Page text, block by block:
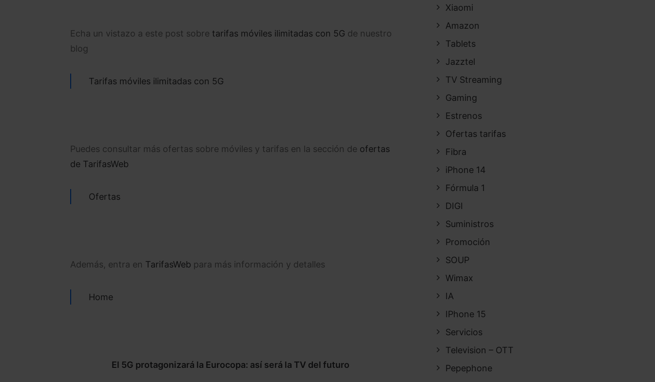
Echa un vistazo a este post sobre tarifas móviles ilimitadas con 5G de nuestro
blog
Tarifas móviles ilimitadas con 5G
Puedes consultar más ofertas sobre móviles y tarifas en la sección de ofertas
de TarifasWeb
Ofertas
Además, entra en TarifasWeb para más información y detalles
Home
El 5G protagonizará la Eurocopa: así será la TV del futuro
Xiaomi
Amazon
Tablets
Jazztel
TV Streaming
Gaming
Estrenos
Ofertas tarifas
Fibra
iPhone 14
Fórmula 1
DIGI
Suministros
Promoción
SOUP
Wimax
IA
IPhone 15
Servicios
Television – OTT
Pepephone